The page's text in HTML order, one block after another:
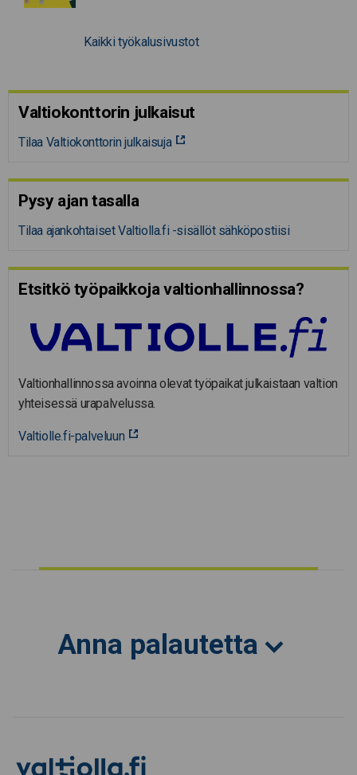
Kaikki työkalusivustot
Valtiokonttorin julkaisut
Tilaa Valtiokonttorin julkaisuja
Pysy ajan tasalla
Tilaa ajankohtaiset Valtiolla.fi -sisällöt sähköpostiisi
Etsitkö työpaikkoja valtion­hal­lin­nossa?
Valtionhallinnossa avoinna olevat työpaikat julkaistaan valtion
yhteisessä urapalvelussa.
Valtiolle.fi-palveluun
Anna palautetta